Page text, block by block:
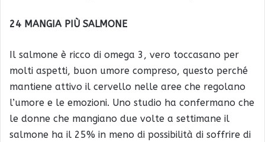
24 MANGIA PIÙ SALMONE
Il salmone è ricco di omega 3, vero toccasano per
molti aspetti, buon umore compreso, questo perché
mantiene attivo il cervello nelle aree che regolano
l’umore e le emozioni. Uno studio ha confermano che
le donne che mangiano due volte a settimane il
salmone ha il 25% in meno di possibilità di soffrire di